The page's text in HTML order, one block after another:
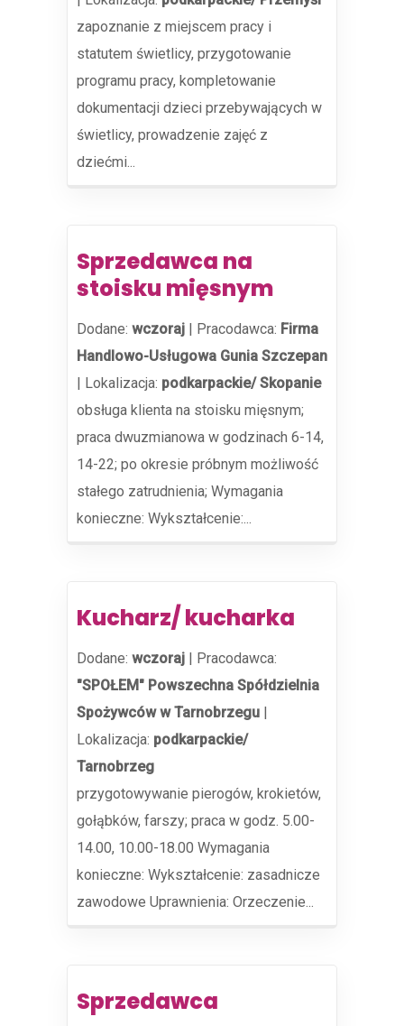
zapoznanie z miejscem pracy i
statutem świetlicy, przygotowanie
programu pracy, kompletowanie
dokumentacji dzieci przebywających w
świetlicy, prowadzenie zajęć z
dziećmi...
Sprzedawca na
stoisku mięsnym
Dodane: wczoraj | Pracodawca: Firma
Handlowo-Usługowa Gunia Szczepan
| Lokalizacja: podkarpackie/ Skopanie
obsługa klienta na stoisku mięsnym;
praca dwuzmianowa w godzinach 6-14,
14-22; po okresie próbnym możliwość
stałego zatrudnienia; Wymagania
konieczne: Wykształcenie:...
Kucharz/ kucharka
Dodane: wczoraj | Pracodawca:
"SPOŁEM" Powszechna Spółdzielnia
Spożywców w Tarnobrzegu |
Lokalizacja: podkarpackie/
Tarnobrzeg
przygotowywanie pierogów, krokietów,
gołąbków, farszy; praca w godz. 5.00-
14.00, 10.00-18.00 Wymagania
konieczne: Wykształcenie: zasadnicze
zawodowe Uprawnienia: Orzeczenie...
Sprzedawca